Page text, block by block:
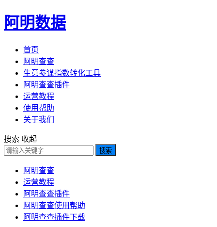
阿明数据
首页
阿明查查
生意参谋指数转化工具
阿明查查插件
运营教程
使用帮助
关于我们
搜索 收起
搜索
阿明查查
运营教程
阿明查查插件
阿明查查使用帮助
阿明查查插件下载